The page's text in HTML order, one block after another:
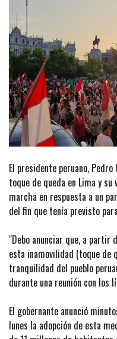
El presidente peruano,
toque de queda en Lima y su
marcha en respuesta a un
del fin que tenía previsto
"Debo anunciar que, a partir
esta inamovilidad (toque de
tranquilidad del pueblo
durante una reunión con los
El gobernante anunció
lunes la adopción de esta